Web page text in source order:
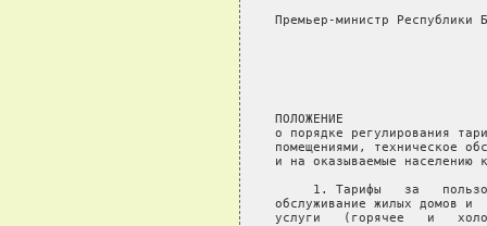
Премьер-министр
ПОЛОЖЕНИЕ
о порядке регулирования
помещениями, техническое
и на оказываемые населению
1. Тарифы   за
обслуживание жилых домов и
услуги   (горячее   и